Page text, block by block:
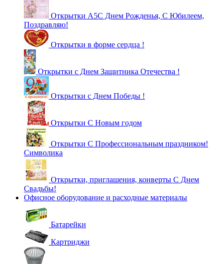
Открытки А5С Днем Рожденья, С Юбилеем,
Поздравляю!
Открытки в форме сердца !
Открытки с Днем Защитника Отечества !
Открытки с Днем Победы !
Открытки С Новым годом
Открытки С Профессиональным праздником!
Символика
Открытки, приглашения, конверты С Днем
Свадьбы!
Офисное оборудование и расходные материалы
Батарейки
Картриджи